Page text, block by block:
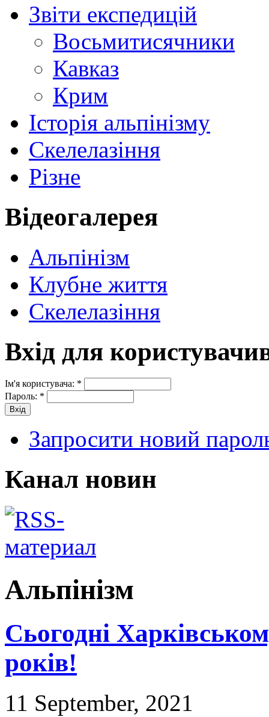
Звіти експедицій
Восьмитисячники
Кавказ
Крим
Історія альпінізму
Скелелазіння
Різне
Відеогалерея
Альпінізм
Клубне життя
Скелелазіння
Вхід для
Ім'я користувача: *
Пароль: *
Запросити новий
Канал новин
Альпінізм
Сьогодні
років!
11 September, 2021